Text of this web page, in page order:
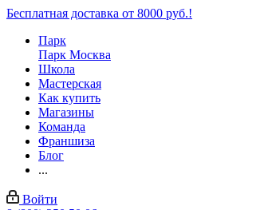
Бесплатная доставка от 8000 руб.!
Парк
Парк Москва
Школа
Мастерская
Как купить
Магазины
Команда
Франшиза
Блог
...
Войти